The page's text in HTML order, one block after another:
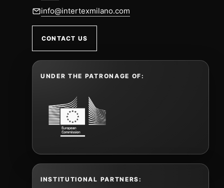
info@intertexmilano.com
CONTACT US
UNDER THE PATRONAGE OF:
INSTITUTIONAL PARTNERS: